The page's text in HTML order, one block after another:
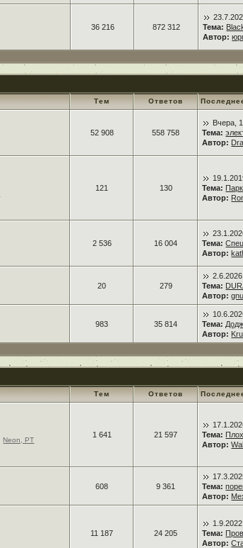
36 216 872 312
Тема:
Автор:
Тем Ответов
52 908 558 758
Вчера,
Тема:
Автор:
121 130
Тема:
Автор:
2 536 16 004
Тема:
Автор:
20 279
Тема:
Автор:
983 35 814
Тема:
Автор:
Тем Ответов
Neon, PT
1 641 21 597
Тема:
Автор:
608 9 361
Тема:
Автор:
11 187 24 205
Тема:
Автор: